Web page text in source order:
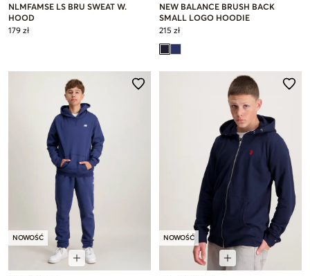
NLMFAMSE LS BRU SWEAT W.
HOOD
179 zł
NEW BALANCE BRUSH BACK
SMALL LOGO HOODIE
215 zł
NOWOŚĆ NOWOŚĆ